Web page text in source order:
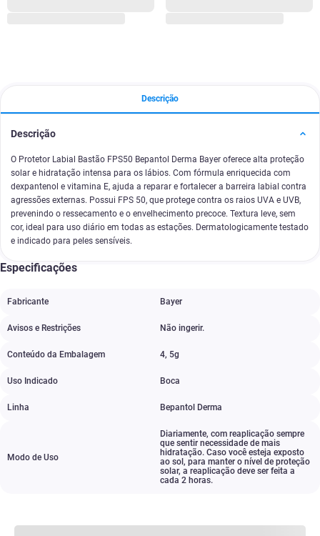
Descrição
Descrição
O Protetor Labial Bastão FPS50 Bepantol Derma Bayer oferece alta proteção
solar e hidratação intensa para os lábios. Com fórmula enriquecida com
dexpantenol e vitamina E, ajuda a reparar e fortalecer a barreira labial contra
agressões externas. Possui FPS 50, que protege contra os raios UVA e UVB,
prevenindo o ressecamento e o envelhecimento precoce. Textura leve, sem
cor, ideal para uso diário em todas as estações. Dermatologicamente testado
e indicado para peles sensíveis.
Especificações
Fabricante Bayer
Avisos e Restrições Não ingerir.
Conteúdo da Embalagem 4, 5g
Uso Indicado Boca
Linha Bepantol Derma
Modo de Uso
Diariamente, com reaplicação sempre
que sentir necessidade de mais
hidratação. Caso você esteja exposto
ao sol , para manter o nível de proteção
solar, a reaplicação deve ser feita a
cada 2 horas.